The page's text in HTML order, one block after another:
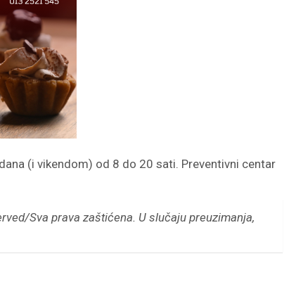
(i vikendom) od 8 do 20 sati. Preventivni centar
Sva prava zaštićena. U slučaju preuzimanja,